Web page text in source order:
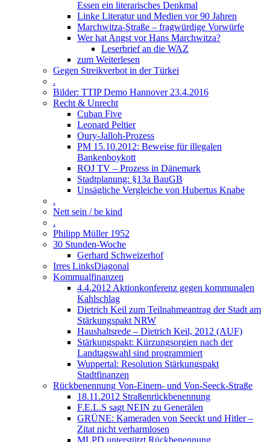
Essen ein literarisches Denkmal
Linke Literatur und Medien vor 90 Jahren
Marchwitza-Straße – fragwürdige Vorwürfe
Wer hat Angst vor Hans Marchwitza?
Leserbrief an die WAZ
zum Weiterlesen
Gegen Streikverbot in der Türkei
.
Bilder: TTIP Demo Hannover 23.4.2016
Recht & Unrecht
Cuban Five
Leonard Peltier
Oury-Jalloh-Prozess
PM 15.10.2012: Beweise für illegalen
Bankenboykott
ROJ TV – Prozess in Dänemark
Stadtplanung: §13a BauGB
Unsägliche Vergleiche von Hubertus Knabe
.
Nett sein / be kind
.
Philipp Müller 1952
30 Stunden-Woche
Gerhard Schweizerhof
Irres LinksDiagonal
Kommualfinanzen
4.4.2012 Aktionkonferenz gegen kommunalen
Kahlschlag
Dietrich Keil zum Teilnahmeantrag der Stadt am
Stärkungspakt NRW
Haushaltsrede – Dietrich Keil, 2012 (AUF)
Stärkungspakt: Kürzungsorgien nach der
Landtagswahl sind programmiert
Wuppertal: Resolution Stärkungspakt
Stadtfinanzen
Rückbenennung Von-Einem- und Von-Seeck-Straße
18.11.2012 Straßenrückbenennung
F.E.L.S sagt NEIN zu Generälen
GRÜNE: Kameraden von Seeckt und Hitler –
Zitat nicht verharmlosen
MLPD unterstützt Rückbenennung